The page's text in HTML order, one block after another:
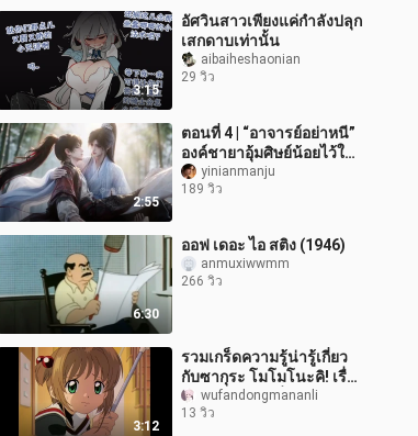
3:15
อัศวินสาวเพียงแค่กำลังปลุก
เสกดาบเท่านั้น
aibaiheshaonian
29 วิว
2:55
ตอนที่ 4 | “อาจารย์อย่าหนี”
องค์ชายาอุ้มศิษย์น้อยไว้ใน
อ้อมแขน
yinianmanju
189 วิว
6:30
ออฟ เดอะ ไอ สติง (1946)
anmuxiwwmm
266 วิว
3:12
รวมเกร็ดความรู้น่ารู้เกี่ยว
กับซากุระ โมโมโนะคิ! เรื่อง
ลับของซากุระที่คุณรู้หมด
แล้วหรือยัง #ซากุระ
wufandongmananli
13 วิว